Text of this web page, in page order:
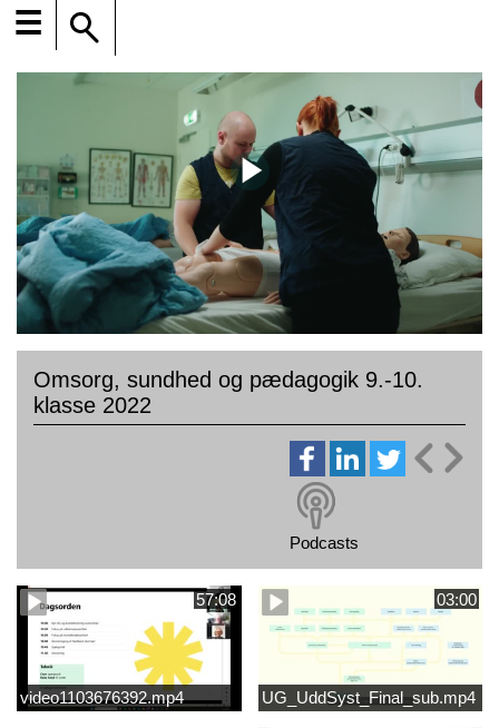
☰
Omsorg, sundhed og pædagogik 9.-10.
klasse 2022
Podcasts
57:08
video1103676392.mp4
03:00
UG_UddSyst_Final_sub.mp4